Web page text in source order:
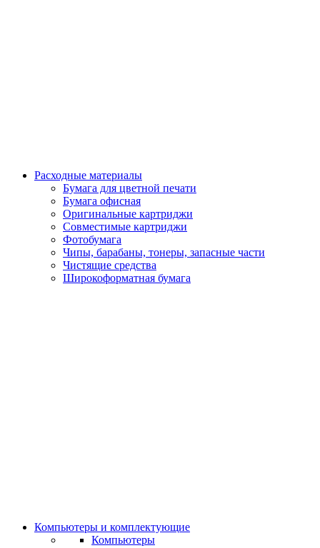
Расходные материалы
Бумага для цветной печати
Бумага офисная
Оригинальные картриджи
Совместимые картриджи
Фотобумага
Чипы, барабаны, тонеры, запасные части
Чистящие средства
Широкоформатная бумага
Компьютеры и комплектующие
Компьютеры